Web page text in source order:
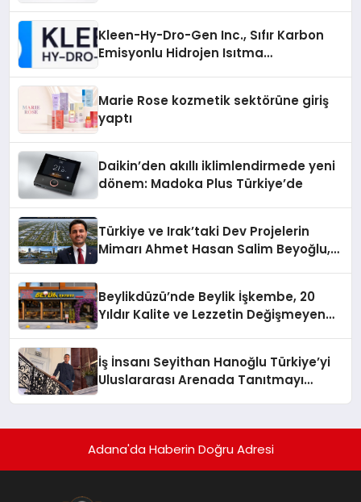
Kleen-Hy-Dro-Gen Inc., Sıfır Karbon
Emisyonlu Hidrojen Isıtma
Marie Rose kozmetik sektörüne giriş
yaptı
Daikin’den akıllı iklimlendirmede yeni
dönem: Madoka Plus Türkiye’de
Türkiye ve Irak’taki Dev Projelerin
Mimarı Ahmet Hasan Salim Beyoğlu,
Hayata Geçirecek
Beylikdüzü’nde Beylik İşkembe, 20
Yıldır Kalite ve Lezzetin Değişmeyen
İş İnsanı Seyithan Hanoğlu Türkiye’yi
Uluslararası Arenada Tanıtmayı
Adana'da Haberin Doğru Adresi